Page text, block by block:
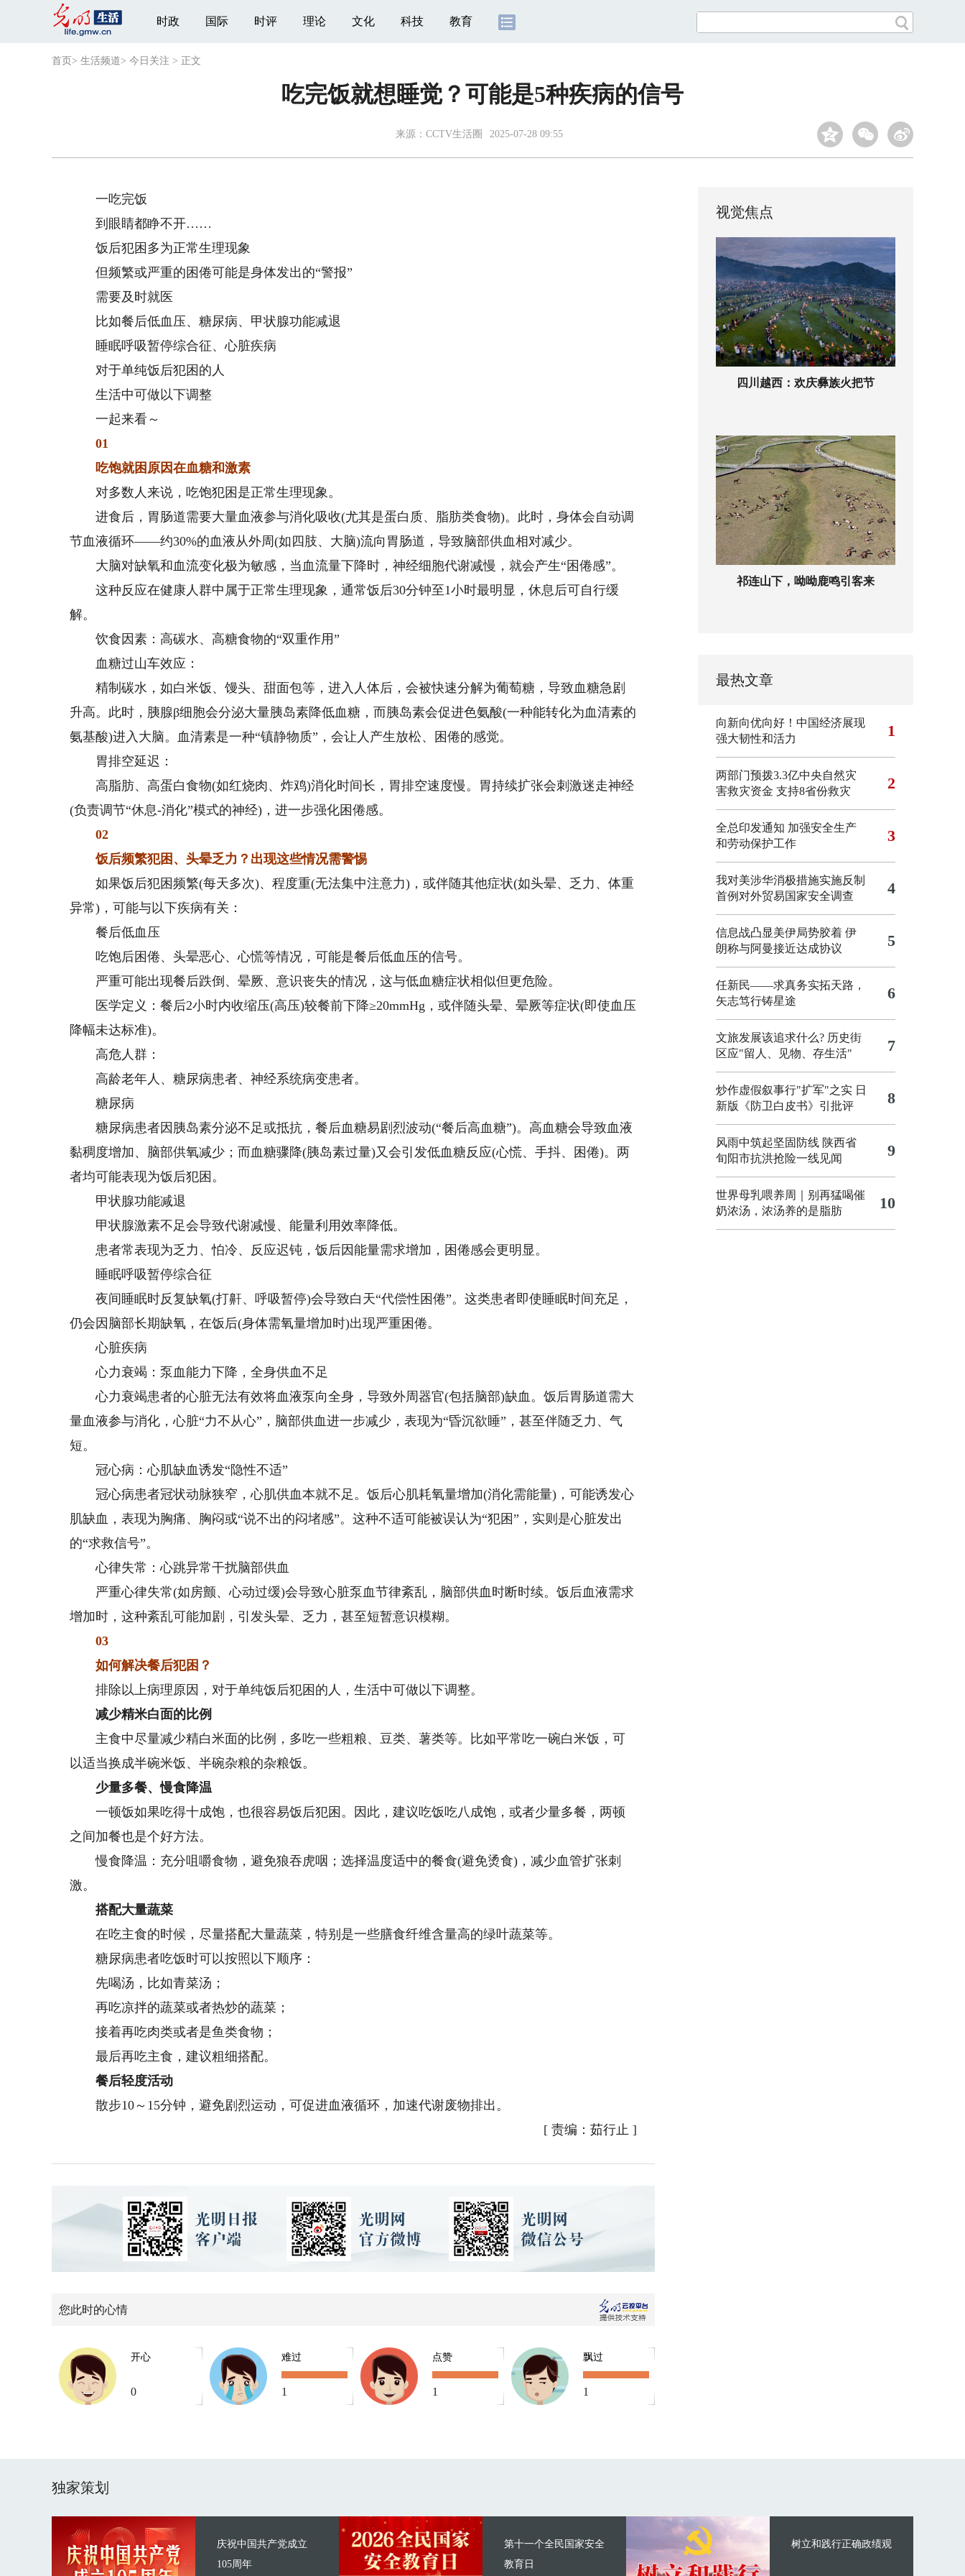
时政 国际 时评 理论 文化 科技 教育
首页 > 生活频道> 今日关注 > 正文
吃完饭就想睡觉？可能是5种疾病的信号
来源： CCTV生活圈 2025-07-28 09:55
一吃完饭
到眼睛都睁不开……
饭后犯困多为正常生理现象
但频繁或严重的困倦可能是身体发出的“警报”
需要及时就医
比如餐后低血压、糖尿病、甲状腺功能减退
睡眠呼吸暂停综合征、心脏疾病
对于单纯饭后犯困的人
生活中可做以下调整
一起来看～
01
吃饱就困 原因在血糖和激素
对多数人来说，吃饱犯困是正常生理现象。
进食后，胃肠道需要大量血液参与消化吸收(尤其是蛋白质、脂肪类食物)。此时，身体会自动调
节血液循环——约30%的血液从外周(如四肢、大脑)流向胃肠道，导致脑部供血相对减少。
大脑对缺氧和血流变化极为敏感，当血流量下降时，神经细胞代谢减慢，就会产生“困倦感”。
这种反应在健康人群中属于正常生理现象，通常饭后30分钟至1小时最明显，休息后可自行缓
解。
饮食因素：高碳水、高糖食物的“双重作用”
血糖过山车效应：
精制碳水，如白米饭、馒头、甜面包等，进入人体后，会被快速分解为葡萄糖，导致血糖急剧
升高。此时，胰腺β细胞会分泌大量胰岛素降低血糖，而胰岛素会促进色氨酸(一种能转化为血清素的
氨基酸)进入大脑。血清素是一种“镇静物质”，会让人产生放松、困倦的感觉。
胃排空延迟：
高脂肪、高蛋白食物(如红烧肉、炸鸡)消化时间长，胃排空速度慢。胃持续扩张会刺激迷走神经
(负责调节“休息-消化”模式的神经)，进一步强化困倦感。
02
饭后频繁犯困、头晕乏力？ 出现这些情况需警惕
如果饭后犯困频繁(每天多次)、程度重(无法集中注意力)，或伴随其他症状(如头晕、乏力、体重
异常)，可能与以下疾病有关：
餐后低血压
吃饱后困倦、头晕恶心、心慌等情况，可能是餐后低血压的信号。
严重可能出现餐后跌倒、晕厥、意识丧失的情况，这与低血糖症状相似但更危险。
医学定义：餐后2小时内收缩压(高压)较餐前下降≥20mmHg，或伴随头晕、晕厥等症状(即使血压
降幅未达标准)。
高危人群：
高龄老年人、糖尿病患者、神经系统病变患者。
糖尿病
糖尿病患者因胰岛素分泌不足或抵抗，餐后血糖易剧烈波动(“餐后高血糖”)。高血糖会导致血液
黏稠度增加、脑部供氧减少；而血糖骤降(胰岛素过量)又会引发低血糖反应(心慌、手抖、困倦)。两
者均可能表现为饭后犯困。
甲状腺功能减退
甲状腺激素不足会导致代谢减慢、能量利用效率降低。
患者常表现为乏力、怕冷、反应迟钝，饭后因能量需求增加，困倦感会更明显。
睡眠呼吸暂停综合征
夜间睡眠时反复缺氧(打鼾、呼吸暂停)会导致白天“代偿性困倦”。这类患者即使睡眠时间充足，
仍会因脑部长期缺氧，在饭后(身体需氧量增加时)出现严重困倦。
心脏疾病
心力衰竭：泵血能力下降，全身供血不足
心力衰竭患者的心脏无法有效将血液泵向全身，导致外周器官(包括脑部)缺血。饭后胃肠道需大
量血液参与消化，心脏“力不从心”，脑部供血进一步减少，表现为“昏沉欲睡”，甚至伴随乏力、气
短。
冠心病：心肌缺血诱发“隐性不适”
冠心病患者冠状动脉狭窄，心肌供血本就不足。饭后心肌耗氧量增加(消化需能量)，可能诱发心
肌缺血，表现为胸痛、胸闷或“说不出的闷堵感”。这种不适可能被误认为“犯困”，实则是心脏发出
的“求救信号”。
心律失常：心跳异常干扰脑部供血
严重心律失常(如房颤、心动过缓)会导致心脏泵血节律紊乱，脑部供血时断时续。饭后血液需求
增加时，这种紊乱可能加剧，引发头晕、乏力，甚至短暂意识模糊。
03
如何解决餐后犯困？
排除以上病理原因，对于单纯饭后犯困的人，生活中可做以下调整。
减少精米白面的比例
主食中尽量减少精白米面的比例，多吃一些粗粮、豆类、薯类等。比如平常吃一碗白米饭，可
以适当换成半碗米饭、半碗杂粮的杂粮饭。
少量多餐、慢食降温
一顿饭如果吃得十成饱，也很容易饭后犯困。因此，建议吃饭吃八成饱，或者少量多餐，两顿
之间加餐也是个好方法。
慢食降温：充分咀嚼食物，避免狼吞虎咽；选择温度适中的餐食(避免烫食)，减少血管扩张刺
激。
搭配大量蔬菜
在吃主食的时候，尽量搭配大量蔬菜，特别是一些膳食纤维含量高的绿叶蔬菜等。
糖尿病患者吃饭时可以按照以下顺序：
先喝汤，比如青菜汤；
再吃凉拌的蔬菜或者热炒的蔬菜；
接着再吃肉类或者是鱼类食物；
最后再吃主食，建议粗细搭配。
餐后轻度活动
散步10～15分钟，避免剧烈运动，可促进血液循环，加速代谢废物排出。
[ 责编：茹行止 ]
您此时的心情
开心
0
难过
1
点赞
1
飘过
1
视觉焦点
四川越西：欢庆彝族火把节
祁连山下，呦呦鹿鸣引客来
最热文章
向新向优向好！中国经济展现
强大韧性和活力
1
两部门预拨3.3亿中央自然灾
害救灾资金 支持8省份救灾
2
全总印发通知 加强安全生产
和劳动保护工作
3
我对美涉华消极措施实施反制
首例对外贸易国家安全调查
4
信息战凸显美伊局势胶着 伊
朗称与阿曼接近达成协议
5
任新民——求真务实拓天路，
矢志笃行铸星途
6
文旅发展该追求什么? 历史街
区应"留人、见物、存生活"
7
炒作虚假叙事行"扩军"之实 日
新版《防卫白皮书》引批评
8
风雨中筑起坚固防线 陕西省
旬阳市抗洪抢险一线见闻
9
世界母乳喂养周｜别再猛喝催
奶浓汤，浓汤养的是脂肪
10
独家策划
庆祝中国共产党成立
105周年
第十一个全民国家安全
教育日
树立和践行正确政绩观